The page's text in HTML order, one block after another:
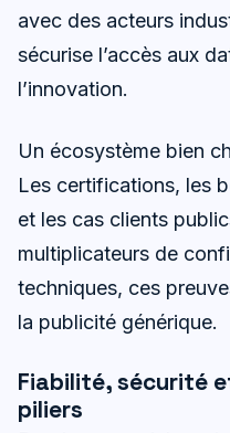
avec des acteurs
sécurise l’accès aux
l’innovation.
Un écosystème bien
Les certifications, les
et les cas clients
multiplicateurs de
techniques, ces
la publicité générique.
Fiabilité, sécurité
piliers